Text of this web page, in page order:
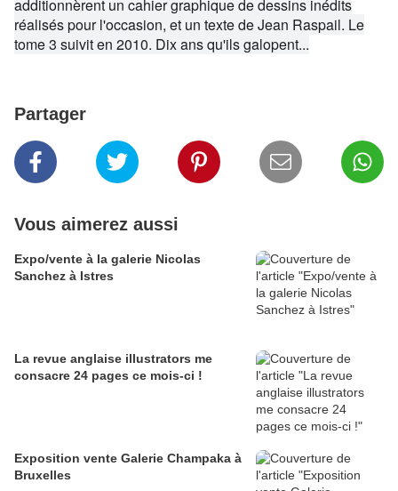
additionnèrent un cahier graphique de dessins inédits
réalisés pour l'occasion, et un texte de Jean Raspail. Le
tome 3 suivit en 2010. Dix ans qu'ils galopent...
Partager
Vous aimerez aussi
Expo/vente à la galerie Nicolas
Sanchez à Istres
La revue anglaise illustrators me
consacre 24 pages ce mois-ci !
Exposition vente Galerie Champaka à
Bruxelles